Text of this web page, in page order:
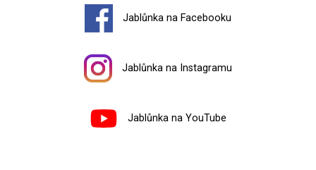
Jablůnka na Facebooku
Jablůnka na Instagramu
Jablůnka na YouTube